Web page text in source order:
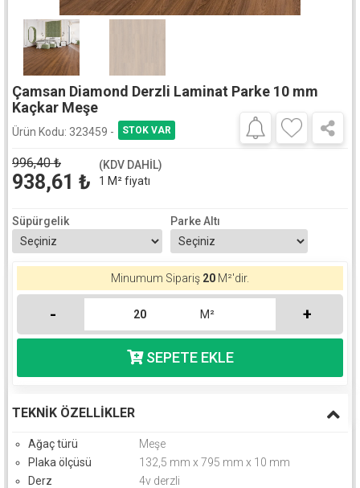
Çamsan Diamond Derzli Laminat Parke 10 mm
Kaçkar Meşe
Ürün Kodu: 323459 -
996,40₺
938,61 ₺
(KDV DAHİL)
1 M² fiyatı
Süpürgelik Parke Altı
Minumum Sipariş 20 M²'dir.
- M² +
TEKNIK ÖZELLIKLER
Ağaç türü
Meşe
Plaka ölçüsü
132,5 mm x 795 mm x 10 mm
Derz
4v derzli